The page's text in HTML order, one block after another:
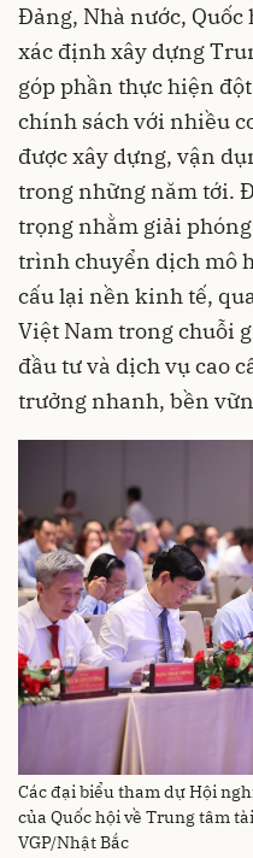
Đảng, Nhà nước,
xác định xây dựng
góp phần thực hiện
chính sách với nhiều
được xây dựng, vận
trong những năm tới.
trọng nhằm giải
trình chuyển dịch mô
cấu lại nền kinh tế,
Việt Nam trong chuỗi
đầu tư và dịch vụ cao
trưởng nhanh, bền
Các đại biểu tham dự Hội
của Quốc hội về Trung tâm
VGP/Nhật Bắc